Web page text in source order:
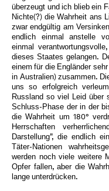
überzeugt und ich blieb ein
Nichte(?) die Wahrheit ans
zwar endgültig am
endlich einmal anstelle
einmal
dieses Staates gelangen.
einem für die Engländer
in Australien) zusammen.
uns so erfolgreich
Russland so viel Leid über
Schluss-Phase der in der
die Wahrheit um 180°
Herrschaften
Darstellung", die endlich
Täter-Nationen
werden noch viele weitere
Opfer fallen, aber die
lange unterdrücken.